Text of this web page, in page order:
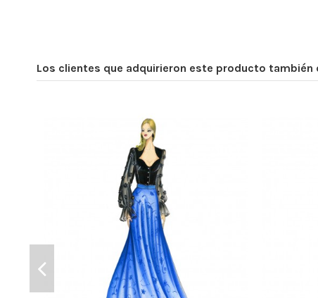
Los clientes que adquirieron este producto también